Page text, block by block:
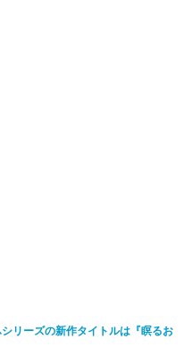
リーズの新作タイトルは『瞑るお